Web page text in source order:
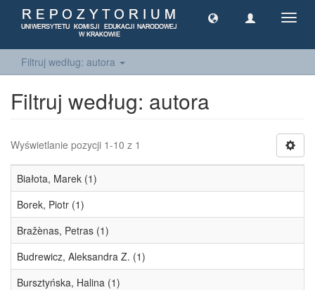
Filtruj według: autora
Filtruj według: autora
Wyświetlanie pozycji 1-10 z 1
Białota, Marek (1)
Borek, Piotr (1)
Bražènas, Petras (1)
Budrewicz, Aleksandra Z. (1)
Bursztyńska, Halina (1)